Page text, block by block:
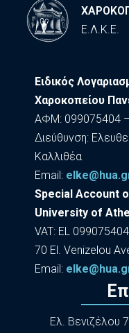
Ε.Λ.Κ.Ε.
Ειδικός
Χαροκοπείου
ΑΦΜ: 099075404
Διεύθυνση:
Καλλιθέα
Εmail:
Special Account
University of
VAT: EL 099075404
70 El. Venizelou
Εmail:
Ελ. Βενιζέλου